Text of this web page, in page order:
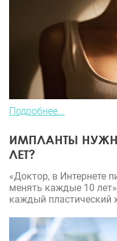
Подробнее...
ИМПЛАНТЫ
ЛЕТ?
«Доктор, в Интернете
менять каждые 10
каждый пластический